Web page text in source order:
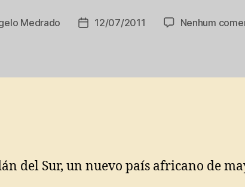
Medrado
Data12/07/2011 Nenhum